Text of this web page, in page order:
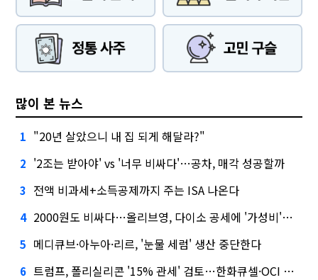
많이 본 뉴스
1 "20년 살았으니 내 집 되게 해달라?"
2 '2조는 받아야' vs '너무 비싸다'…공차, 매각 성공할까
3 전액 비과세+소득공제까지 주는 ISA 나온다
4 2000원도 비싸다…올리브영, 다이소 공세에 '가성비'로 맞불
5 메디큐브·아누아·리르, '눈물 세럼' 생산 중단한다
6 트럼프, 폴리실리콘 '15% 관세' 검토…한화큐셀·OCI 영향은?